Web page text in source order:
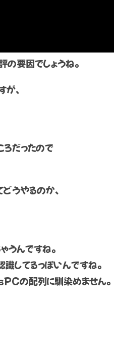
要因でしょうね。
、
だったので
うやるのか、
うんですね。
してるっぽいんですね。
の配列に馴染めません。